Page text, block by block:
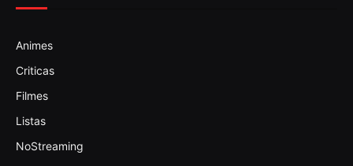
Animes
Criticas
Filmes
Listas
NoStreaming